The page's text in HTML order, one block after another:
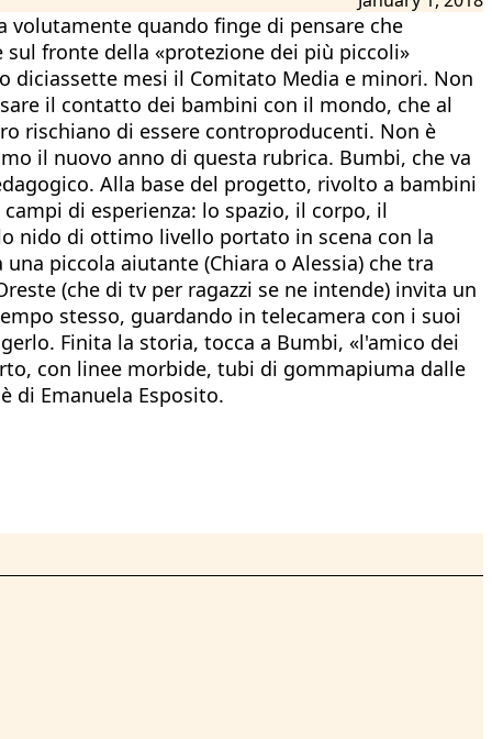
volutamente quando finge di pensare che
fronte della «protezione dei più piccoli»
mesi il Comitato Media e minori. Non
il contatto dei bambini con il mondo, che al
rischiano di essere controproducenti. Non è
il nuovo anno di questa rubrica. Bumbi, che va
Alla base del progetto, rivolto a bambini
di esperienza: lo spazio, il corpo, il
nido di ottimo livello portato in scena con la
piccola aiutante (Chiara o Alessia) che tra
(che di tv per ragazzi se ne intende) invita un
stesso, guardando in telecamera con i suoi
Finita la storia, tocca a Bumbi, «l'amico dei
con linee morbide, tubi di gommapiuma dalle
di Emanuela Esposito.